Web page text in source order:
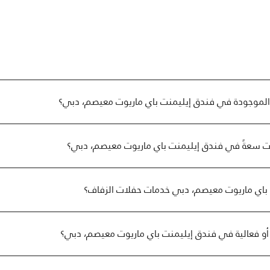
في فندق إيليمنت باي ماريوت معيصم، دبي؟
سعةً في فندق إيليمنت باي ماريوت معيصم، دبي؟
ماريوت معيصم، دبي خدمات حفلات الزفاف؟
فعالية في فندق إيليمنت باي ماريوت معيصم، دبي؟